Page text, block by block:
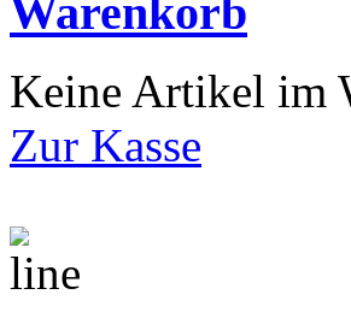
Warenkorb
Keine Artikel im
Zur Kasse